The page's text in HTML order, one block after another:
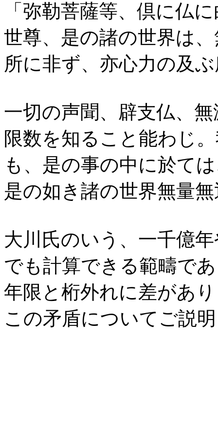
「弥勒菩薩等、倶に仏
世尊、是の諸の世界は
所に非ず、亦心力の及
一切の声聞、辟支仏、
限数を知ること能わじ
も、是の事の中に於て
是の如き諸の世界無量
大川氏のいう、一千億
でも計算できる範疇で
年限と桁外れに差があ
この矛盾についてご説